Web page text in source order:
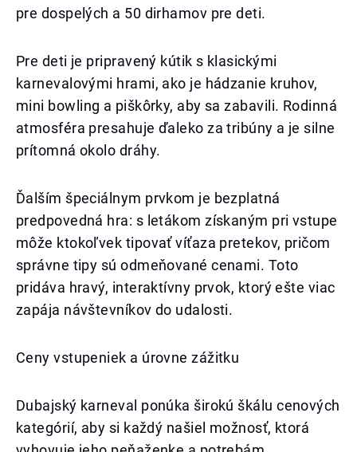
pre dospelých a 50 dirhamov pre deti.
Pre deti je pripravený kútik s klasickými
karnevalovými hrami, ako je hádzanie kruhov,
mini bowling a piškôrky, aby sa zabavili. Rodinná
atmosféra presahuje ďaleko za tribúny a je silne
prítomná okolo dráhy.
Ďalším špeciálnym prvkom je bezplatná
predpovedná hra: s letákom získaným pri vstupe
môže ktokoľvek tipovať víťaza pretekov, pričom
správne tipy sú odmeňované cenami. Toto
pridáva hravý, interaktívny prvok, ktorý ešte viac
zapája návštevníkov do udalosti.
Ceny vstupeniek a úrovne zážitku
Dubajský karneval ponúka širokú škálu cenových
kategórií, aby si každý našiel možnosť, ktorá